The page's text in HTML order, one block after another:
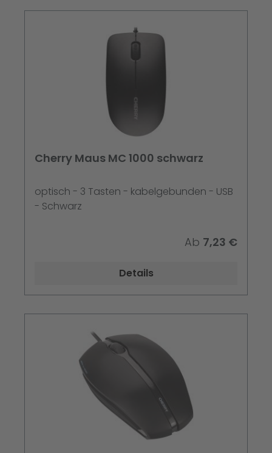
Cherry Maus MC 1000 schwarz
optisch - 3 Tasten - kabelgebunden - USB
- Schwarz
Ab 7,23 €
Details